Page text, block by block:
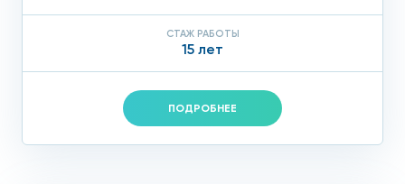
СТАЖ РАБОТЫ
15 лет
ПОДРОБНЕЕ